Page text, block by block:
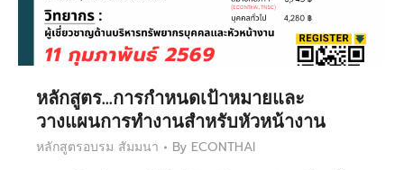
หลักสูตร…การกำหนดเป้าหมายและ
วางแผนการทำงานสำหรับหัวหน้างาน
หลักสูตรอบรม สัมมนา By ECONTHAI